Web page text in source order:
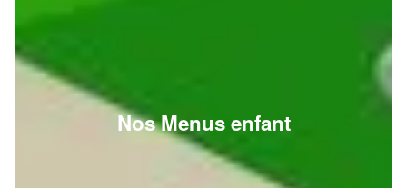
Nos Menus enfant